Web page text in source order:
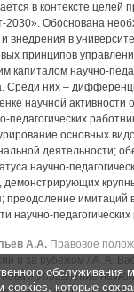
в контексте целей
2030». Обоснована
внедрения в
принципов
капиталом научно-
Среди них ‒
научной активности
педагогических
основных
деятельности;
научно-
демонстрирующих
преодоление имитаций
научно-
А.А. Правовое
и за рубежом / А. А.
// Управление
обслуживания
cookies, которые